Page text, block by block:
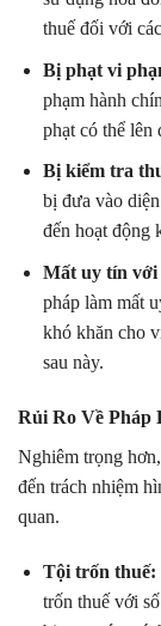
thuế đối với
Bị phạt vi
phạm hành
phạt có thể lên
Bị kiểm tra
bị đưa vào
đến hoạt động
Mất uy tín với
pháp làm mất
khó khăn cho
sau này.
Rủi Ro Về Pháp
Nghiêm trọng
đến trách nhiệm
quan.
Tội trốn thuế:
trốn thuế với